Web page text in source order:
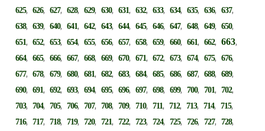
625,626,627,628,629,630,631,632,633,634,635,636,637,
638,639,640,641,642,643,644,645,646,647,648,649,650,
651,652,653,654,655,656,657,658,659,660,661,662,663,
664,665,666,667,668,669,670,671,672,673,674,675,676,
677,678,679,680,681,682,683,684,685,686,687,688,689,
690,691,692,693,694,695,696,697,698,699,700,701,702,
703,704,705,706,707,708,709,710,711,712,713,714,715,
716,717,718,719,720,721,722,723,724,725,726,727,728,